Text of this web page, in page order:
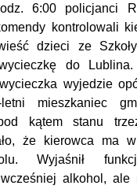
6:00 policjanci
kontrolowali
dzieci ze
do
wyjedzie
letni mieszkaniec
kątem stanu
że kierowca ma
Wyjaśnił
alkohol, ale